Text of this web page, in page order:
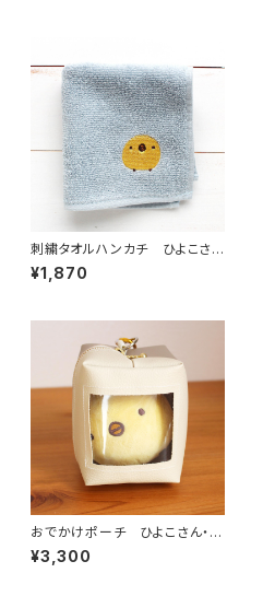
刺繍タオルハンカチ ひよこさん
（2026年版）
¥1,870
おでかけポーチ ひよこさん・シ
マエナガ
¥3,300